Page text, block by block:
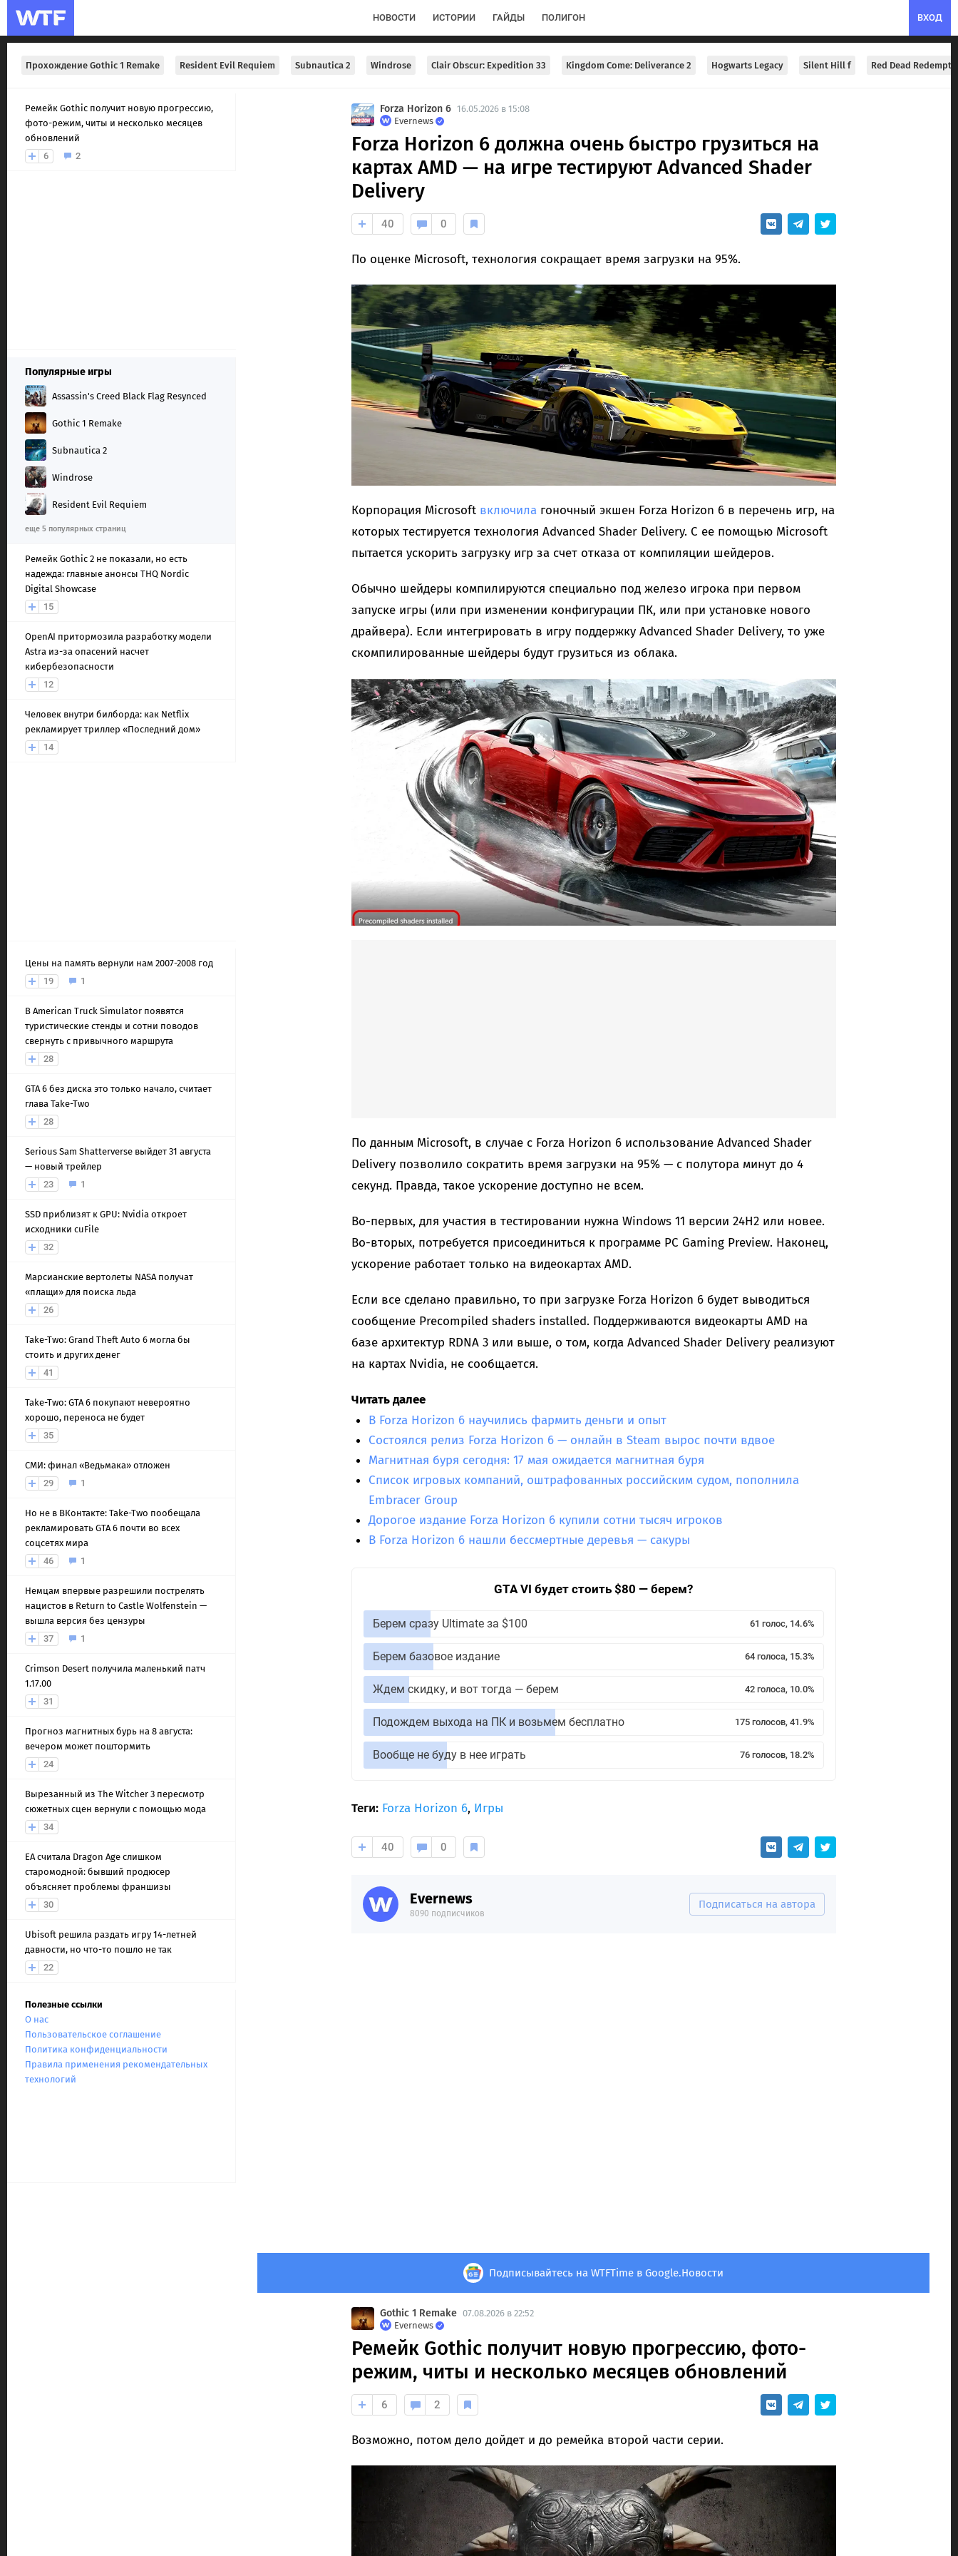
ВХОД
НОВОСТИ ИСТОРИИ ГАЙДЫ ПОЛИГОН
Прохождение Gothic 1 Remake Resident Evil Requiem Subnautica 2 Windrose Clair Obscur: Expedition 33 Kingdom Come: Deliverance 2 Hogwarts Legacy Silent Hill f Red Dead
Ремейк Gothic получит новую прогрессию,
фото-режим, читы и несколько месяцев
обновлений
6
2
Популярные игры
Assassin's Creed Black Flag Resynced
Gothic 1 Remake
Subnautica 2
Windrose
Resident Evil Requiem
еще 5 популярных страниц
Ремейк Gothic 2 не показали, но есть
надежда: главные анонсы THQ Nordic
Digital Showcase
15
OpenAI притормозила разработку модели
Astra из-за опасений насчет
кибербезопасности
12
Человек внутри билборда: как Netflix
рекламирует триллер «Последний дом»
14
Цены на память вернули нам 2007-2008 год
19
1
В American Truck Simulator появятся
туристические стенды и сотни поводов
свернуть с привычного маршрута
28
GTA 6 без диска это только начало, считает
глава Take-Two
28
Serious Sam Shatterverse выйдет 31 августа
— новый трейлер
23
1
SSD приблизят к GPU: Nvidia откроет
исходники cuFile
32
Марсианские вертолеты NASA получат
«плащи» для поиска льда
26
Take-Two: Grand Theft Auto 6 могла бы
стоить и других денег
41
Take-Two: GTA 6 покупают невероятно
хорошо, переноса не будет
35
СМИ: финал «Ведьмака» отложен
29
1
Но не в ВКонтакте: Take-Two пообещала
рекламировать GTA 6 почти во всех
соцсетях мира
46
1
Немцам впервые разрешили пострелять
нацистов в Return to Castle Wolfenstein —
вышла версия без цензуры
37
1
Crimson Desert получила маленький патч
1.17.00
31
Прогноз магнитных бурь на 8 августа:
вечером может поштормить
24
Вырезанный из The Witcher 3 пересмотр
сюжетных сцен вернули с помощью мода
34
EA считала Dragon Age слишком
старомодной: бывший продюсер
объясняет проблемы франшизы
30
Ubisoft решила раздать игру 14-летней
давности, но что-то пошло не так
22
Полезные ссылки
О нас
Пользовательское соглашение
Политика конфиденциальности
Правила применения рекомендательных
технологий
Forza Horizon 6
16.05.2026 в 15:08
Evernews
Forza Horizon 6 должна очень быстро грузиться на
картах AMD — на игре тестируют Advanced Shader
Delivery
40 0
По оценке Microsoft, технология сокращает время загрузки на 95%.
Корпорация Microsoft включилагоночный экшен Forza Horizon 6 в перечень игр, на
которых тестируется технология Advanced Shader Delivery. С ее помощью Microsoft
пытается ускорить загрузку игр за счет отказа от компиляции шейдеров.
Обычно шейдеры компилируются специально под железо игрока при первом
запуске игры (или при изменении конфигурации ПК, или при установке нового
драйвера). Если интегрировать в игру поддержку Advanced Shader Delivery, то уже
скомпилированные шейдеры будут грузиться из облака.
По данным Microsoft, в случае с Forza Horizon 6 использование Advanced Shader
Delivery позволило сократить время загрузки на 95% — с полутора минут до 4
секунд. Правда, такое ускорение доступно не всем.
Во-первых, для участия в тестировании нужна Windows 11 версии 24H2 или новее.
Во-вторых, потребуется присоединиться к программе PC Gaming Preview. Наконец,
ускорение работает только на видеокартах AMD.
Если все сделано правильно, то при загрузке Forza Horizon 6 будет выводиться
сообщение Precompiled shaders installed. Поддерживаются видеокарты AMD на
базе архитектур RDNA 3 или выше, о том, когда Advanced Shader Delivery реализуют
на картах Nvidia, не сообщается.
Читать далее
В Forza Horizon 6 научились фармить деньги и опыт
Состоялся релиз Forza Horizon 6 — онлайн в Steam вырос почти вдвое
Магнитная буря сегодня: 17 мая ожидается магнитная буря
Список игровых компаний, оштрафованных российским судом, пополнила
Embracer Group
Дорогое издание Forza Horizon 6 купили сотни тысяч игроков
В Forza Horizon 6 нашли бессмертные деревья — сакуры
GTA VI будет стоить $80 — берем?
Берем сразу Ultimate за $100 61 голос, 14.6%
Берем базовое издание 64 голоса, 15.3%
Ждем скидку, и вот тогда — берем 42 голоса, 10.0%
Подождем выхода на ПК и возьмем бесплатно 175 голосов, 41.9%
Вообще не буду в нее играть 76 голосов, 18.2%
Теги: Forza Horizon 6, Игры
40 0
Evernews
8090 подписчиков
Подписаться на автора
Подписывайтесь на WTFTime в Google.Новости
Gothic 1 Remake 07.08.2026 в 22:52
Evernews
Ремейк Gothic получит новую прогрессию, фото-
режим, читы и несколько месяцев обновлений
6 2
Возможно, потом дело дойдет и до ремейка второй части серии.